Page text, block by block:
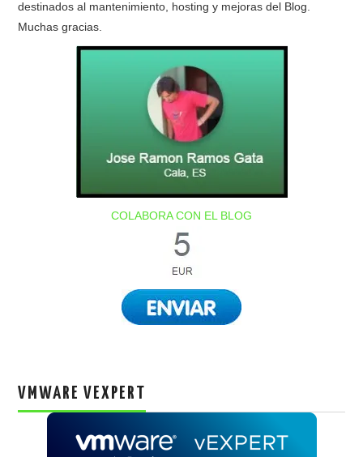
destinados al mantenimiento, hosting y mejoras del Blog.
Muchas gracias.
COLABORA CON EL BLOG
VMWARE VEXPERT